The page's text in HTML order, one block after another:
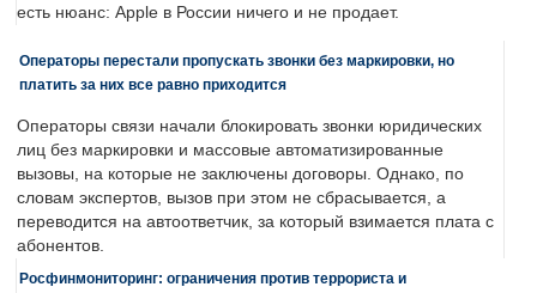
есть нюанс: Apple в России ничего и не продает.
Операторы перестали пропускать звонки без маркировки, но
платить за них все равно приходится
Операторы связи начали блокировать звонки юридических
лиц без маркировки и массовые автоматизированные
вызовы, на которые не заключены договоры. Однако, по
словам экспертов, вызов при этом не сбрасывается, а
переводится на автоответчик, за который взимается плата с
абонентов.
Росфинмониторинг: ограничения против террориста и